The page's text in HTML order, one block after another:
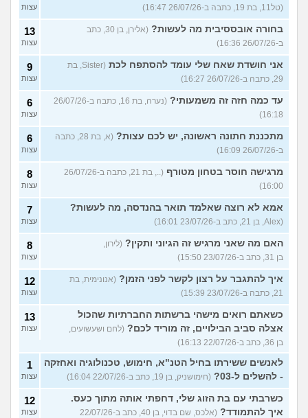
(טל11, בת 19, כתבה ב-26/07/26 16:47) עצות
בחורה אובססיבית מה לעשות?
(אלירן, בן 30, כתב
ב-26/07/26 16:36)
13
עצות
אני חושדת שאח שלי עומד להסתפח לכת
(Sister, בת
29, כתבה ב-26/07/26 16:27)
9
עצות
עד כמה חזה זה משמעותי?
(נערה, בת 16, כתבה ב-26/07/26
16:18)
6
עצות
מתכננת חתונה ראשונה, יש לכם עצות?
(א, בת 28, כתבה
ב-26/07/26 16:09)
6
עצות
מרגישה חוסר בטחון מטורף
(.., בת 21, כתבה ב-26/07/26
16:00)
8
עצות
אמא לא רוצה שאלמד תואר בהנדסה, מה לעשות?
(Alex, בן 21, כתב ב-23/07/26 16:01)
7
עצות
האם מה שאני מרגיש זה הגיוני ותקין? (לירון,
בן 31, כתב ב-23/07/26 15:50)
8
עצות
איך להתגבר על רצון לקשר לפני הזמן? (אנונימית, בת
21, כתבה ב-23/07/26 15:39)
12
עצות
כשאתם רואים מישהי ברשתות החברתיות שהכול
אצלה סביב הבילויים, זה מוריד לכם? (לחם ושעשועים,
בן 36, כתב ב-22/07/26 16:13)
13
עצות
לאנשים ששירתו בחיל הטנ"א, חימוש, טכנולוגיה ואחזקה
- להשלים ל-03?
(חימושניק, בן 19, כתב ב-22/07/26 16:04)
1
עצות
כשרבתי עם בת הזוג שלי, דחפתי אותה מתוך כעס.
איך להתמודד?
(אלכס, שם בדוי, בן 40, כתב ב-22/07/26
12
עצות